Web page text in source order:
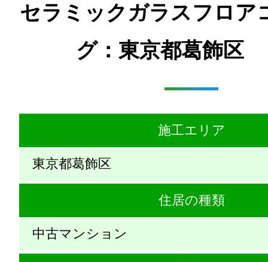
セラミックガラスフロア
グ：東京都葛飾区
施工エリア
東京都葛飾区
住居の種類
中古マンション